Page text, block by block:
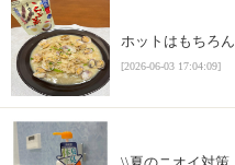
ホットはもちろ
[2026-06-03 17:04:09]